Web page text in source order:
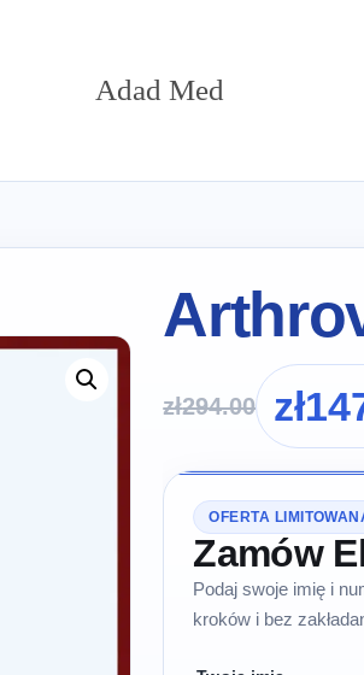
Adad Med
zł294.00 zł
OFERTA
Zamów
Podaj swoje imię i
kroków i bez